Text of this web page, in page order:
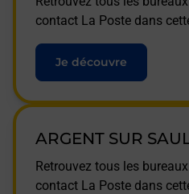
contact La Poste dans
Je découvre
ARGENT SUR
Retrouvez tous les
contact La Poste dans